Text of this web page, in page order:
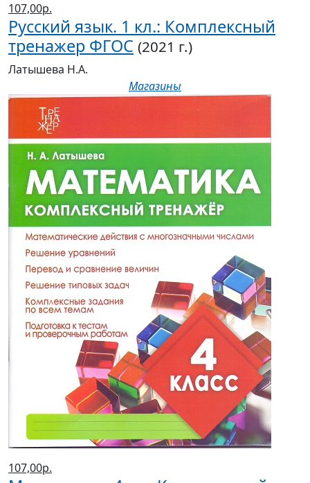
107,00р.
Русский язык. 1 кл.: Комплексный
тренажер ФГОС (2021 г.)
Латышева Н.А.
Магазины
107,00р.